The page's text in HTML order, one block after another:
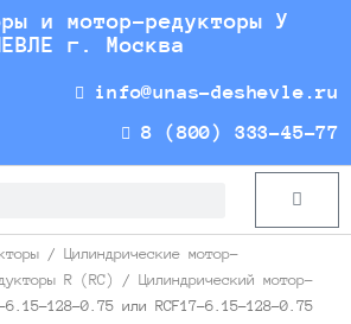
и мотор-редукторы У
г. Москва
info@unas-deshevle.ru
8 (800) 333-45-77
Cart
/ Цилиндрические мотор-
R (RC) / Цилиндрический мотор-
6.15-128-0.75 или RCF17-6.15-128-0.75